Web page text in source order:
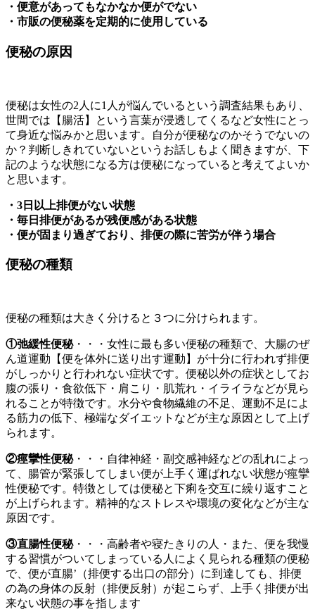
・便意があってもなかなか便がでない
・市販の便秘薬を定期的に使用している
便秘の原因
便秘は女性の2人に1人が悩んでいるという調査結果もあり、
世間では【腸活】という言葉が浸透してくるなど女性にとっ
て身近な悩みかと思います。自分が便秘なのかそうでないの
か？判断しきれていないというお話しもよく聞きますが、下
記のような状態になる方は便秘になっていると考えてよいか
と思います。
・3日以上排便がない状態
・毎日排便があるが残便感がある状態
・便が固まり過ぎており、排便の際に苦労が伴う場合
便秘の種類
便秘の種類は大きく分けると３つに分けられます。
①弛緩性便秘・・・女性に最も多い便秘の種類で、大腸のぜ
ん道運動【便を体外に送り出す運動】が十分に行われず排便
がしっかりと行われない症状です。便秘以外の症状としてお
腹の張り・食欲低下・肩こり・肌荒れ・イライラなどが見ら
れることが特徴です。水分や食物繊維の不足、運動不足によ
る筋力の低下、極端なダイエットなどが主な原因として上げ
られます。
②痙攣性便秘・・・自律神経・副交感神経などの乱れによっ
て、腸管が緊張してしまい便が上手く運ばれない状態が痙攣
性便秘です。特徴としては便秘と下痢を交互に繰り返すこと
が上げられます。精神的なストレスや環境の変化などが主な
原因です。
③直腸性便秘・・・高齢者や寝たきりの人・また、便を我慢
する習慣がついてしまっている人によく見られる種類の便秘
で、便が直腸’（排便する出口の部分）に到達しても、排便
の為の身体の反射（排便反射）が起こらず、上手く排便が出
来ない状態の事を指します